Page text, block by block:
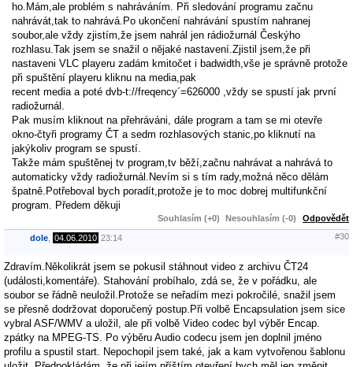
ho.Mám,ale problém s nahráváním. Při sledování programu začnu
nahrávát,tak to nahrává.Po ukončení nahrávání spustím nahranej
soubor,ale vždy zjistím,že jsem nahrál jen rádiožurnál Českýho
rozhlasu.Tak jsem se snažil o nějaké nastavení.Zjistil jsem,že při
nastaveni VLC playeru zadám kmitočet i badwidth,vše je správně protože
při spuštění playeru kliknu na media,pak
recent media a poté dvb-t://freqency´=626000 ,vždy se spustí jak první
radiožurnál.
Pak musím kliknout na přehráváni, dále program a tam se mi otevře
okno-čtyři programy ČT a sedm rozhlasových stanic,po kliknutí na
jakýkoliv program se spustí.
Takže mám spuštěnej tv program,tv běží,začnu nahrávat a nahrává to
automaticky vždy radiožurnál.Nevím si s tím rady,možná něco dělám
špatně.Potřeboval bych poradít,protože je to moc dobrej multifunkční
program. Předem děkuji
Souhlasím (+0) Nesouhlasím (-0) Odpovědět
dole 04.06.2010 23:14 #30
Zdravím.Několikrát jsem se pokusil stáhnout video z archivu ČT24
(události,komentáře). Stahování probíhalo, zdá se, že v pořádku, ale
soubor se řádně neuložil.Protože se neřadím mezi pokročilé, snažil jsem
se přesně dodržovat doporučený postup.Při volbě Encapsulation jsem sice
vybral ASF/WMV a uložil, ale při volbě Video codec byl výběr Encap.
zpátky na MPEG-TS. Po výběru Audio codecu jsem jen doplnil jméno
profilu a spustil start. Nepochopil jsem také, jak a kam vytvořenou šablonu